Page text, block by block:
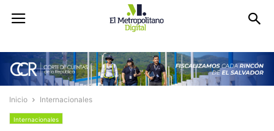
Inicio Internacionales
Internacionales